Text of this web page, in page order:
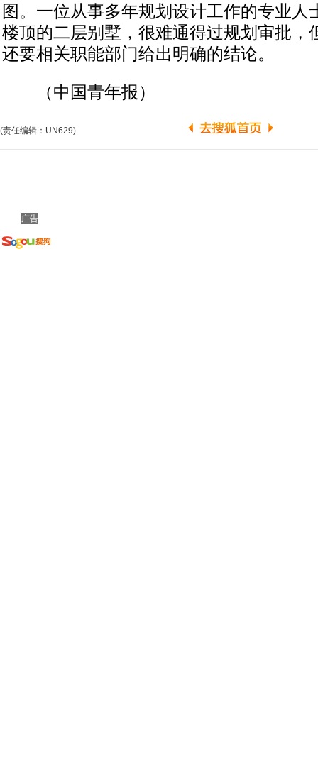
图。一位从事多年规划设计工作的专业人
楼顶的二层别墅，很难通得过规划审批，
还要相关职能部门给出明确的结论。
（中国青年报）
(责任编辑：UN629)
广告